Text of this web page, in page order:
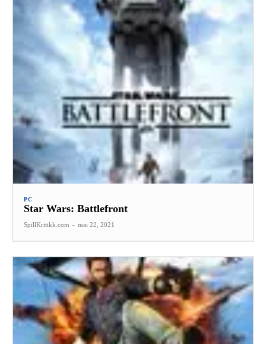
PC
Star Wars: Battlefront
SpillKritikk.com - mai 22, 2021